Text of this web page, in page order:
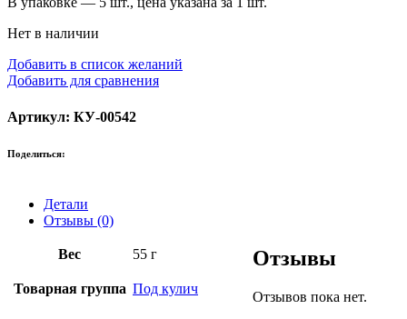
Нет в наличии
Добавить в список желаний
Добавить для сравнения
Артикул: КУ-00542
Поделиться:
Детали
Отзывы (0)
Вес 55 г
Товарная группа Под кулич
Отзывы
Отзывов пока нет.